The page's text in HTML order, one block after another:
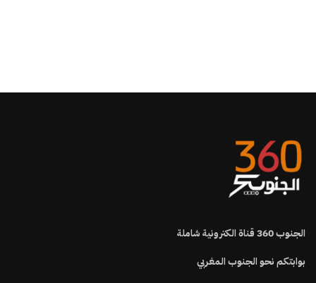
الجنوب360قناة الكترونية شاملة
بوابتكم نحو الجنوب المغربي